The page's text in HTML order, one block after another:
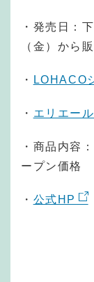
・発売日：
（金）から
・ LOHACO
・ エリエー
・商品内容
ープン価格
・ 公式HP